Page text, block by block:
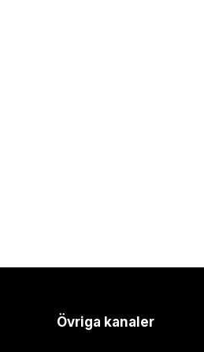
Övriga kanaler